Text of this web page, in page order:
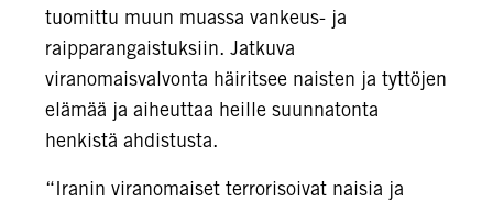
tuomittu muun muassa vankeus- ja
raipparangaistuksiin. Jatkuva
viranomaisvalvonta häiritsee naisten ja tyttöjen
elämää ja aiheuttaa heille suunnatonta
henkistä ahdistusta.
“Iranin viranomaiset terrorisoivat naisia ja